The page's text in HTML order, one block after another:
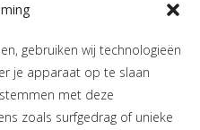
gebruiken wij technologieën
je apparaat op te slaan
met deze
zoals surfgedrag of unieke